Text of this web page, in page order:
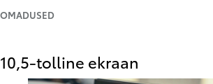
OMADUSED
10,5-tolline ekraan